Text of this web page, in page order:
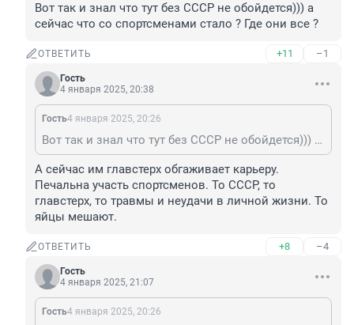
Вот так и знал что тут без СССР не обойдется))) а
сейчас что со спортсменами стало ? Где они все ?
ОТВЕТИТЬ +11 –1
Гость
4 января 2025, 20:38
Гость4 января 2025, 20:26
Вот так и знал что тут без СССР не обойдется))) а сейчас что со спортсменами стало ? Где они все ?
А сейчас им главстерх обгаживает карьеру.
Печальна участь спортсменов. То СССР, то
главстерх, то травмы и неудачи в личной жизни. То
яйцы мешают.
ОТВЕТИТЬ +8 –4
Гость
4 января 2025, 21:07
Гость4 января 2025, 20:26